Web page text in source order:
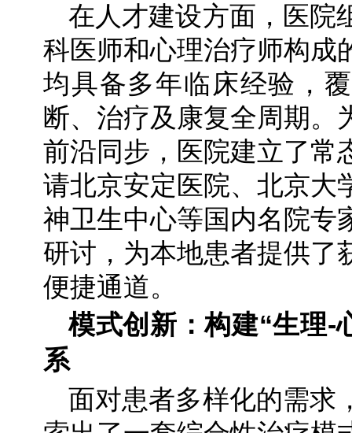
在人才建设方面，医院
科医师和心理治疗师构成
均具备多年临床经验，
断、治疗及康复全周期。
前沿同步，医院建立了常
请北京安定医院、北京大
神卫生中心等国内名院专
研讨，为本地患者提供了
便捷通道。
模式创新：构建“生理-
系
面对患者多样化的需求